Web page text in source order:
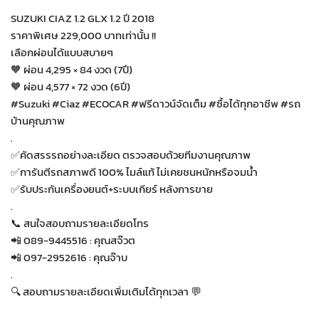
SUZUKI CIAZ 1.2 GLX 1.2 ปี 2018
ราคาพิเศษ 229,000 บาทเท่านั้น !!
เลือกผ่อนได้แบบสบายๆ
🧡 ผ่อน 4,295 × 84 งวด (7ปี)
🧡 ผ่อน 4,577 × 72 งวด (6ปี)
#Suzuki #Ciaz #ECOCAR #ฟรีดาวน์จัดเต็ม #ซื้อได้ทุกอาชีพ #รถ
บ้านคุณภาพ
.
✅คัดสรรรถอย่างละเอียด ตรวจสอบด้วยทีมงานคุณภาพ
✅การันตีรถสภาพดี 100% ไมล์แท้ ไม่เคยชนหนักหรือจมน้ำ
✅รับประกันเครื่องยนต์+ระบบเกียร์ หลังการขาย
.
📞 สนใจสอบถามรายละเอียดโทร
📲 089-9445516 : คุณสจ๊วต
📲 097-2952616 : คุณจ๊าบ
.
🔍 สอบถามรายละเอียดเพิ่มเติมได้ทุกเวลา 💬